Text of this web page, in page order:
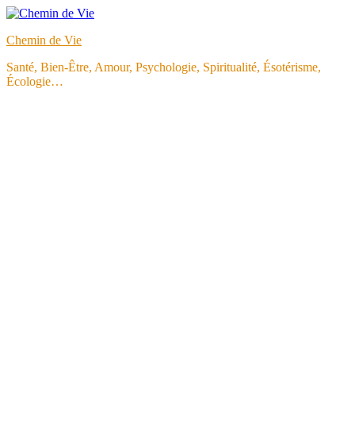
Aller
contenu
Chemin de Vie
Santé, Bien-Être, Amour, Psychologie, Spiritualité, Ésotérisme,
Écologie…